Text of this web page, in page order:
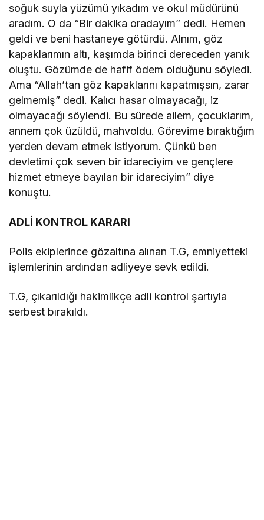
soğuk suyla yüzümü yıkadım ve okul müdürünü
aradım. O da “Bir dakika oradayım” dedi. Hemen
geldi ve beni hastaneye götürdü. Alnım, göz
kapaklarımın altı, kaşımda birinci dereceden yanık
oluştu. Gözümde de hafif ödem olduğunu söyledi.
Ama “Allah’tan göz kapaklarını kapatmışsın, zarar
gelmemiş” dedi. Kalıcı hasar olmayacağı, iz
olmayacağı söylendi. Bu sürede ailem, çocuklarım,
annem çok üzüldü, mahvoldu. Görevime bıraktığım
yerden devam etmek istiyorum. Çünkü ben
devletimi çok seven bir idareciyim ve gençlere
hizmet etmeye bayılan bir idareciyim” diye
konuştu.
ADLİ KONTROL KARARI
Polis ekiplerince gözaltına alınan T.G, emniyetteki
işlemlerinin ardından adliyeye sevk edildi.
T.G, çıkarıldığı hakimlikçe adli kontrol şartıyla
serbest bırakıldı.